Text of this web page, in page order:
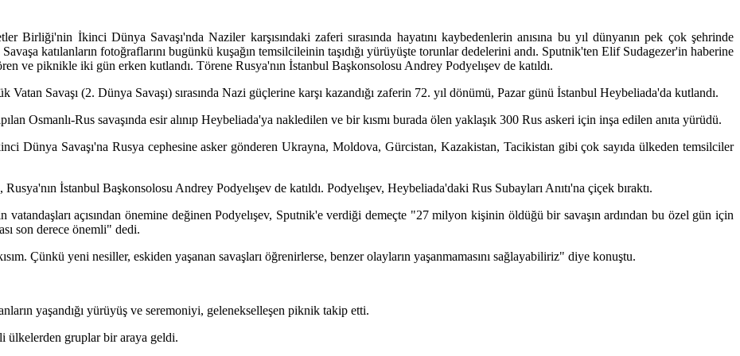
Birliği'nin İkinci Dünya Savaşı'nda Naziler karşısındaki zaferi sırasında hayatını kaybedenlerin anısına bu yıl dünyanın pek çok şehrinde
katılanların fotoğraflarını bugünkü kuşağın temsilcileinin taşıdığı yürüyüşte torunlar dedelerini andı. Sputnik'ten Elif Sudagezer'in haberine
ve piknikle iki gün erken kutlandı. Törene Rusya'nın İstanbul Başkonsolosu Andrey Podyelışev de katıldı.
Savaşı (2. Dünya Savaşı) sırasında Nazi güçlerine karşı kazandığı zaferin 72. yıl dönümü, Pazar günü İstanbul Heybeliada'da kutlandı.
Osmanlı-Rus savaşında esir alınıp Heybeliada'ya nakledilen ve bir kısmı burada ölen yaklaşık 300 Rus askeri için inşa edilen anıta yürüdü.
Dünya Savaşı'na Rusya cephesine asker gönderen Ukrayna, Moldova, Gürcistan, Kazakistan, Tacikistan gibi çok sayıda ülkeden temsilciler
İstanbul Başkonsolosu Andrey Podyelışev de katıldı. Podyelışev, Heybeliada'daki Rus Subayları Anıtı'na çiçek bıraktı.
açısından önemine değinen Podyelışev, Sputnik'e verdiği demeçte "27 milyon kişinin öldüğü bir savaşın ardından bu özel gün için
son derece önemli" dedi.
Çünkü yeni nesiller, eskiden yaşanan savaşları öğrenirlerse, benzer olayların yaşanmamasını sağlayabiliriz" diye konuştu.
yaşandığı yürüyüş ve seremoniyi, gelenekselleşen piknik takip etti.
ülkelerden gruplar bir araya geldi.